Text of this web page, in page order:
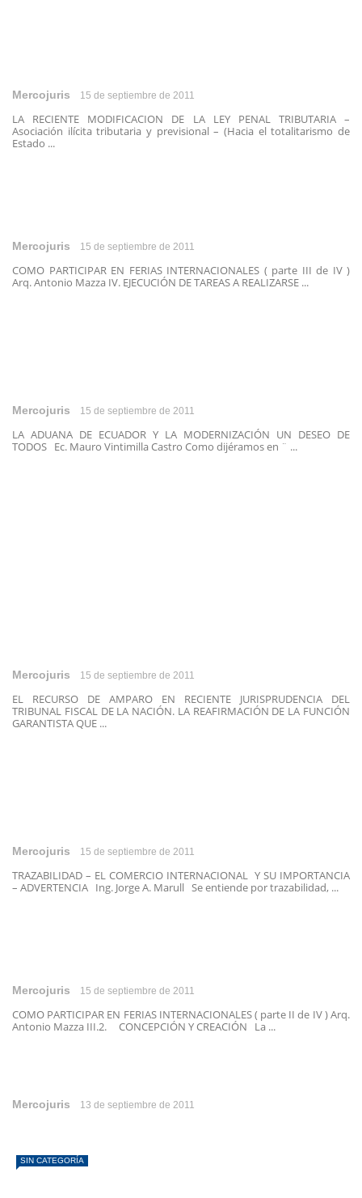
Mercojuris 15 de septiembre de 2011
LA RECIENTE MODIFICACION DE LA LEY PENAL TRIBUTARIA –
Asociación ilícita tributaria y previsional – (Hacia el totalitarismo de
Estado ...
Mercojuris 15 de septiembre de 2011
COMO PARTICIPAR EN FERIAS INTERNACIONALES ( parte III de IV )
Arq. Antonio Mazza IV. EJECUCIÓN DE TAREAS A REALIZARSE ...
Mercojuris 15 de septiembre de 2011
LA ADUANA DE ECUADOR Y LA MODERNIZACIÓN UN DESEO DE
TODOS Ec. Mauro Vintimilla Castro Como dijéramos en ¨ ...
Mercojuris 15 de septiembre de 2011
EL RECURSO DE AMPARO EN RECIENTE JURISPRUDENCIA DEL
TRIBUNAL FISCAL DE LA NACIÓN. LA REAFIRMACIÓN DE LA FUNCIÓN
GARANTISTA QUE ...
Mercojuris 15 de septiembre de 2011
TRAZABILIDAD – EL COMERCIO INTERNACIONAL Y SU IMPORTANCIA
– ADVERTENCIA Ing. Jorge A. Marull Se entiende por trazabilidad, ...
Mercojuris 15 de septiembre de 2011
COMO PARTICIPAR EN FERIAS INTERNACIONALES ( parte II de IV ) Arq.
Antonio Mazza III.2. CONCEPCIÓN Y CREACIÓN La ...
Mercojuris 13 de septiembre de 2011
SIN CATEGORÍA